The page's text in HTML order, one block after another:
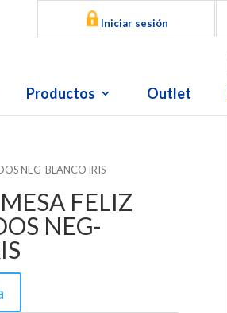
Iniciar sesión
Productos Outlet
NEG-BLANCO IRIS
FELIZ
NEG-